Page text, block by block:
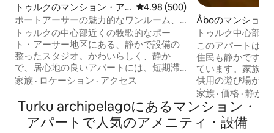
トゥルクのマンション・ア
パート
レビュー500件、5つ星中4.98つ
4.98 (500)
ポートアーサーの魅力的なワンルーム、
無料駐車場
トゥルクの中心部近くの牧歌的なポー
ト・アーサー地区にある、静かで設備の
整ったスタジオ。かわいらしく、静か
で、居心地の良いアパートには、短期滞
在にも長期滞在にも必要なものがすべて
関、キーボックスで24時間年中無休で簡
単に到着、無料の路上駐車、交通の便が
良く、すべてのサービスが近くにありま
家族 · ロケーション · アクセス
Åboのマンション
トゥルク中心部
ート
このアパートは静
住民も静かです。
ています。家族連
供用の遊び場があります。
華街から徒歩10分
す。 こちらの62
ようにくつろげ
ーター／階段）に
家族 ·価格 ·静か
Turku archipelagoにあるマンション・
アパートで人気のアメニティ・設備